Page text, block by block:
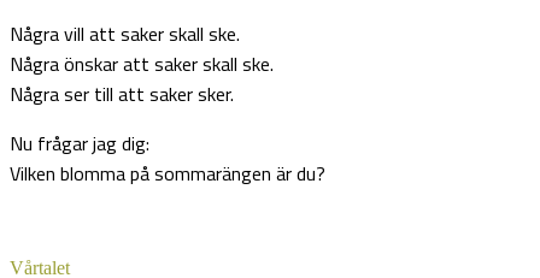
Några vill att saker skall ske.
Några önskar att saker skall ske.
Några ser till att saker sker.
Nu frågar jag dig:
Vilken blomma på sommarängen är du?
Vårtalet